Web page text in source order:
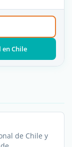
en Chile
de Chile y